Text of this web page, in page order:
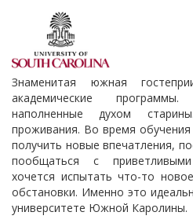
Знаменитая южная
академические
наполненные духом
проживания. Во время
получить новые впечатления,
пообщаться с
хочется испытать что-то
обстановки. Именно это
университете Южной Каролины.